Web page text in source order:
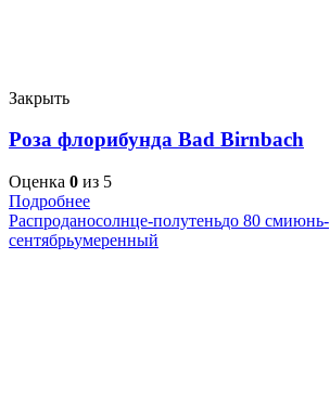
Закрыть
Роза флорибунда Bad Birnbach
Оценка 0 из 5
Подробнее
Распроданосолнце-полутеньдо 80 смиюнь-
сентябрьумеренный